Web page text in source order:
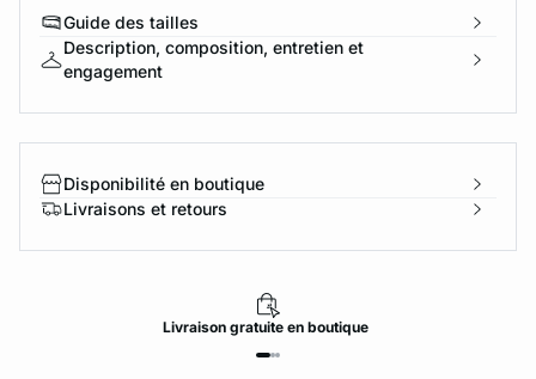
Guide des tailles
Description, composition, entretien et
engagement
Disponibilité en boutique
Livraisons et retours
Livraisongratuiteen boutique